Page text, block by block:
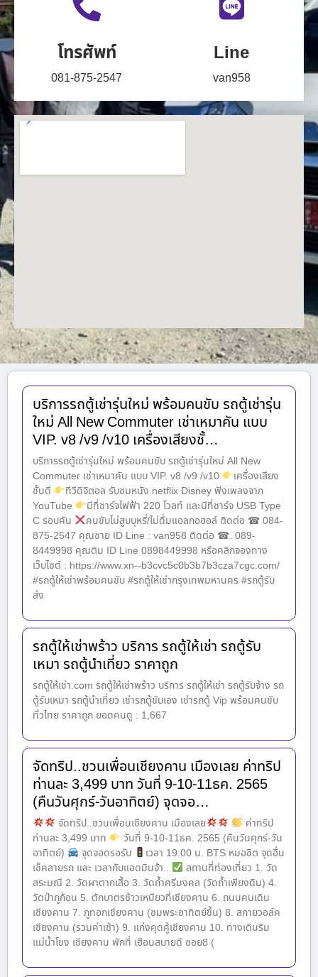
โทรศัพท์
081-875-2547
Line
van958
บริการรถตู้เช่ารุ่นใหม่ พร้อมคนขับ รถตู้เช่ารุ่น
ใหม่ All New Commuter เช่าเหมาคัน แบบ
VIP. v8 /v9 /v10 เครื่องเสียงชั้…
บริการรถตู้เช่ารุ่นใหม่ พร้อมคนขับ รถตู้เช่ารุ่นใหม่ All New
Commuter เช่าเหมาคัน แบบ VIP. v8 /v9 /v10
เครื่องเสียง
ชั้นดี
ทีวีดิจิตอล รับชมหนัง netflix Disney ฟังเพลงจาก
YouTube
มีที่ชาร์จไฟฟ้า 220 โวลท์ และมีที่ชาร์จ USB Type
C รอบคัน
คนขับไม่สูบบุหรี่/ไม่ดื่มแอลกอฮอล์ ติดต่อ ☎ 084-
875-2547 คุณชาย ID Line : van958 ติดต่อ ☎. 089-
8449998 คุณติม ID Line 0898449998 หรือคลิกจองทาง
เว็บไซต์ : https://www.xn--b3cvc5c0b3b7b3cza7cgc.com/
#รถตู้ให้เช่าพร้อมคนขับ #รถตู้ให้เช่ากรุงเทพมหานคร #รถตู้รับ
ส่ง
รถตู้ให้เช่าพร้าว บริการ รถตู้ให้เช่า รถตู้รับ
เหมา รถตู้นำเที่ยว ราคาถูก
รถตู้ให้เช่า.com รถตู้ให้เช่าพร้าว บริการ รถตู้ให้เช่า รถตู้รับจ้าง รถ
ตู้รับเหมา รถตู้นำเที่ยว เช่ารถตู้ขับเอง เช่ารถตู้ Vip พร้อมคนขับ
ทั่วไทย ราคาถูก ยอดคนดู : 1,667
จัดทริป..ชวนเพื่อนเชียงคาน เมืองเลย ค่าทริป
ท่านละ 3,499 บาท วันที่ 9-10-11ธค. 2565
(คืนวันศุกร์-วันอาทิตย์) จุดจอ…
จัดทริป..ชวนเพื่อนเชียงคาน เมืองเลย
ค่าทริป
ท่านละ 3,499 บาท
วันที่ 9-10-11ธค. 2565 (คืนวันศุกร์-วัน
อาทิตย์)
จุดจอดรอรับ
เวลา 19.00 น. BTS หมอชิต จุดอื่น
เช็คสายรถ และ เวลากับแอดมินจ้า..
สถานที่ท่องเที่ยว 1. วัด
สระมณี 2. วัดผาตากเสื้อ 3. วัดถ้ำศรีมงคล (วัดถ้ำเพียงดิน) 4.
วัดป่าภูก้อน 5. ตักบาตรข้าวเหนียวที่เชียงคาน 6. ถนนคนเดิน
เชียงคาน 7. ภูทอกเชียงคาน (ชมพระอาทิตย์ขึ้น) 8. สกายวอล์ค
เชียงคาน (รวมค่าเข้า) 9. แก่งคุดคู้เชียงคาน 10. ทางเดินริม
แม่น้ำโขง เชียงคาน พักที่ เฮือนสบายดี ซอย8 (